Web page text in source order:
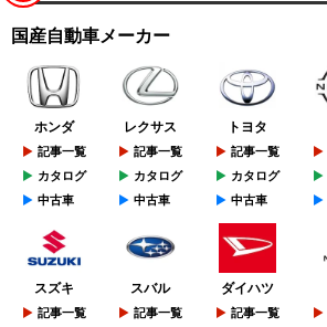
国産自動車メーカー
ホンダ
記事一覧
カタログ
中古車
レクサス
記事一覧
カタログ
中古車
トヨタ
記事一覧
カタログ
中古車
スズキ
記事一覧
スバル
記事一覧
ダイハツ
記事一覧